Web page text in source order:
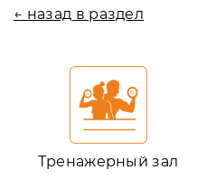
← назад в раздел
Тренажерный зал